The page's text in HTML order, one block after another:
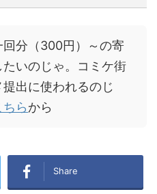
回分（300円）～の寄
たいのじゃ。コミケ街
出に使われるのじ
ちらから
Share